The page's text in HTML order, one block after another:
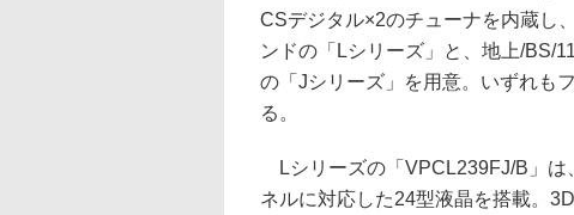
CSデジタル×2のチューナを内蔵し
ンドの「Lシリーズ」と、地上/BS/
の「Jシリーズ」を用意。いずれも
る。
Lシリーズの「VPCL239FJ/B」は
ネルに対応した24型液晶を搭載。